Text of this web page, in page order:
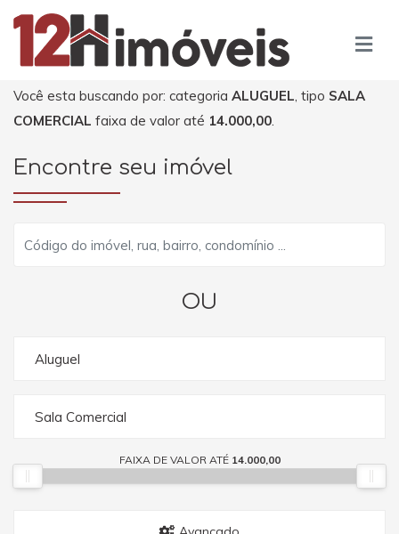
Você esta buscando por: categoria ALUGUEL , tipo SALA
COMERCIAL faixa de valor até 14.000,00
Encontre seu imóvel
OU
Aluguel
Sala Comercial
FAIXA DE VALOR ATÉ 14.000,00